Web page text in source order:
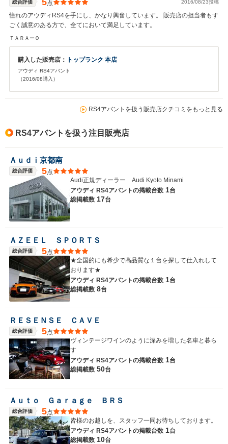
総合評価 点 2016/08/23投稿
憧れのアウディRS4を手にし、かなり興奮しています。 販売店の担当者もす
ごく誠意のある方で、全てにおいて満足しています。
ＴＡＲＡーＯ
購入した販売店： トップランク 本店
アウディ RS4アバント
（2016/08購入）
RS4アバントを扱う販売店クチコミをもっと見る
RS4アバントを扱う注目販売店
Ａｕｄｉ京都南
総合評価 5点
Audi正規ディーラー Audi Kyoto Minami
アウディ RS4アバントの掲載台数 1台
総掲載数 17台
ＡＺＥＥＬ ＳＰＯＲＴＳ
総合評価 5点
★全国的にも希少で高品質な１台を探して仕入れして
おります★
アウディ RS4アバントの掲載台数 1台
総掲載数 8台
ＲＥＳＥＮＳＥ ＣＡＶＥ
総合評価 5点
ヴィンテージワインのように深みを増した名車と暮ら
す
アウディ RS4アバントの掲載台数 1台
総掲載数 50台
Ａｕｔｏ Ｇａｒａｇｅ ＢＲＳ
総合評価 5点
皆様のお越しを、スタッフ一同お待ちしております。
アウディ RS4アバントの掲載台数 1台
総掲載数 10台